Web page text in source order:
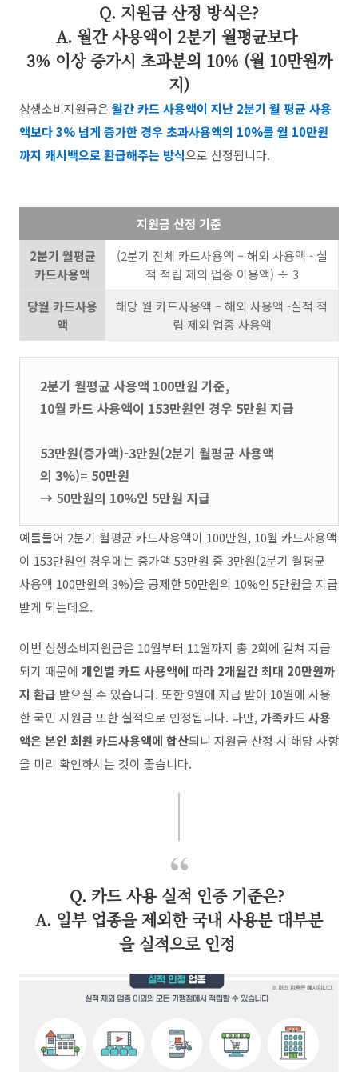
Q. 지원금 산정 방식은?
A. 월간 사용액이 2분기 월평균보다
3% 이상 증가시 초과분의 10% (월 10만원까
지)
상생소비지원금은 월간 카드 사용액이 지난 2분기 월 평균 사용
액보다 3% 넘게 증가한 경우 초과사용액의 10%를 월 10만원
까지 캐시백으로 환급해주는 방식으로 산정됩니다.
지원금 산정 기준
2분기 월평균
카드사용액
(2분기 전체 카드사용액 – 해외 사용액 - 실
적 적립 제외 업종 이용액) ÷ 3
당월 카드사용
액
해당 월 카드사용액 – 해외 사용액 -실적 적
립 제외 업종 사용액
2분기 월평균 사용액 100만원 기준,
10월 카드 사용액이 153만원인 경우 5만원 지급
53만원(증가액)-3만원(2분기 월평균 사용액
의 3%)= 50만원
→ 50만원의 10%인 5만원 지급
예를들어 2분기 월평균 카드사용액이 100만원, 10월 카드사용액
이 153만원인 경우에는 증가액 53만원 중 3만원(2분기 월평균
사용액 100만원의 3%)을 공제한 50만원의 10%인 5만원을 지급
받게 되는데요.
이번 상생소비지원금은 10월부터 11월까지 총 2회에 걸쳐 지급
되기 때문에 개인별 카드 사용액에 따라 2개월간 최대 20만원까
지 환급 받으실 수 있습니다. 또한 9월에 지급 받아 10월에 사용
한 국민 지원금 또한 실적으로 인정됩니다. 다만,가족카드 사용
액은 본인 회원 카드사용액에 합산되니 지원금 산정 시 해당 사항
을 미리 확인하시는 것이 좋습니다.
Q. 카드 사용 실적 인증 기준은?
A. 일부 업종을 제외한 국내 사용분 대부분
을 실적으로 인정